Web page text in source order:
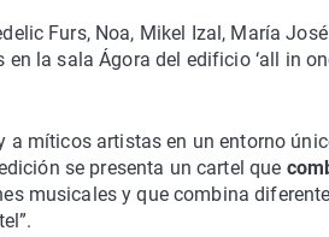
Furs, Noa, Mikel Izal, María José
la sala Ágora del edificio ‘all in
a míticos artistas en un entorno
se presenta un cartel que
musicales y que combina